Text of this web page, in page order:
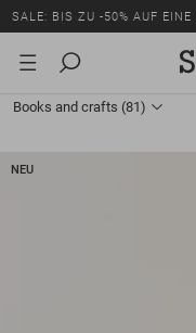
SALE: BIS ZU -50% AUF EINE
Books and crafts (81)
NEU